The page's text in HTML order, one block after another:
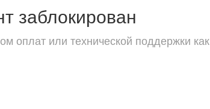
заблокирован
оплат или технической поддержки как